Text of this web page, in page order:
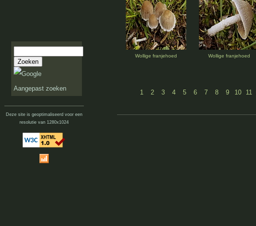
Aangepast zoeken
Deze site is geoptimaliseerd voor een
resolutie van 1280x1024
Wollige franjehoed Wollige franjehoed
1 2 3 4 5 6 7 8 9 10 11